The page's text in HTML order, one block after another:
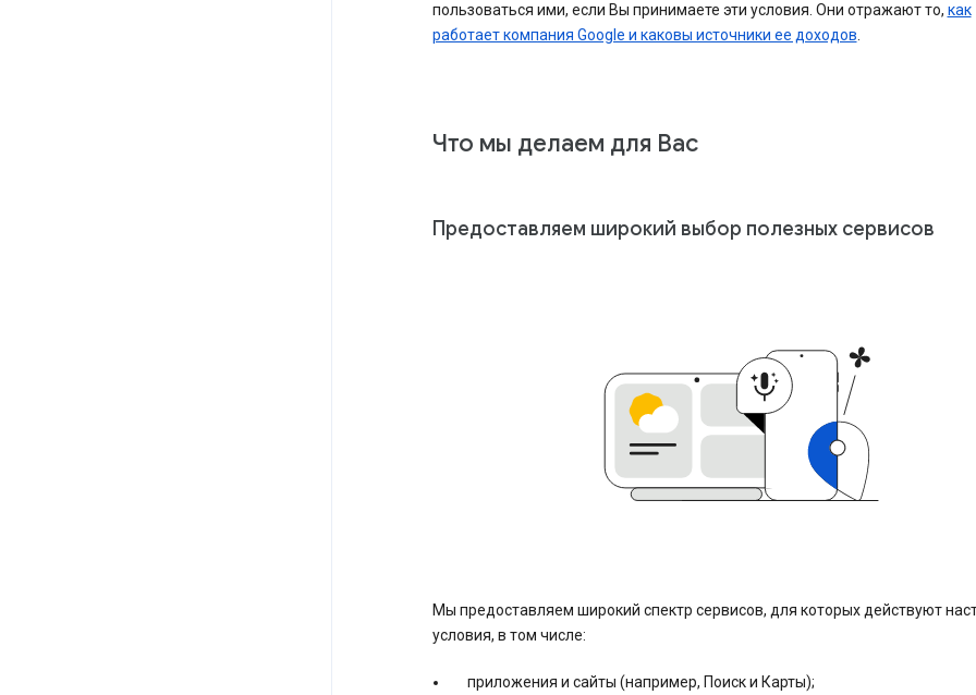
пользоваться ими, если Вы принимаете эти условия. Они отражают то, как
работает компания Google и каковы источники ее доходов.
Что мы делаем для Вас
Предоставляем широкий выбор полезных сервисов
Мы предоставляем широкий спектр сервисов, для которых действуют
условия, в том числе:
приложения и сайты (например, Поиск и Карты);